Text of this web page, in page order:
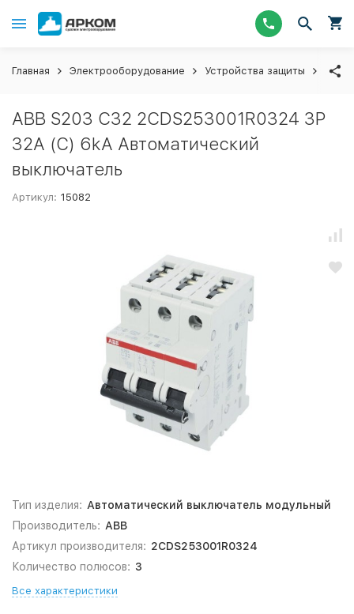
Главная Электрооборудование Устройства защиты
ABB S203 C32 2CDS253001R0324 3P
32A (C) 6kA Автоматический
выключатель
Артикул: 15082
Тип изделия: Автоматический выключатель модульный
Производитель: ABB
Артикул производителя: 2CDS253001R0324
Количество полюсов: 3
Все характеристики